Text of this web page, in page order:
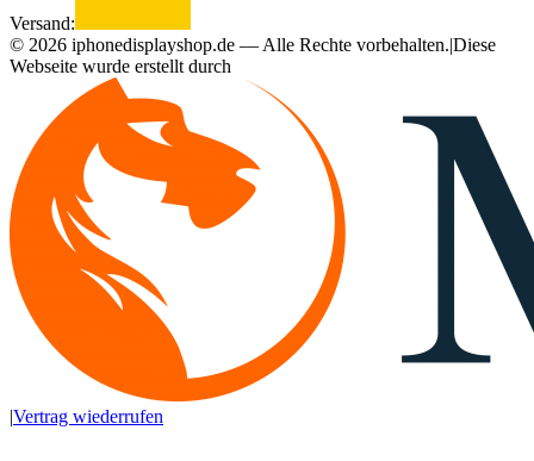
Versand:
© 2026 iphonedisplayshop.de — Alle Rechte vorbehalten.|Diese
Webseite wurde erstellt durch
|Vertrag wiederrufen